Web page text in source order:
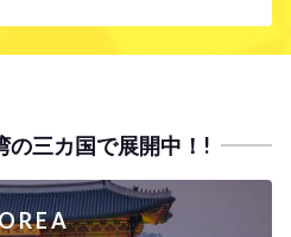
の三カ国で展開中！!